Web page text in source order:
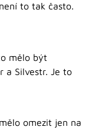
to tak často.
mělo být
a Silvestr. Je to
omezit jen na